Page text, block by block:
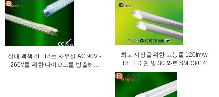
실내 백색 8Ft T8는 사무실 AC 90V -
260V를 위한 다이오드를 방출하는
최고 시장을 위한 고능률 120lm/w
T8 LED 관 빛 30 와트 SMD3014